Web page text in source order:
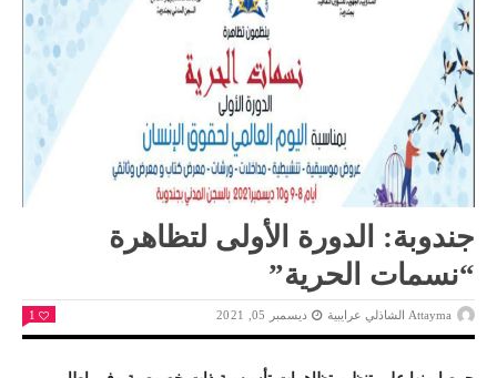
جندوبة: الدورة الأولى لتظاهرة
“نسمات الحرية”
Attayma الشاذلي عرايبية ديسمبر 05, 2021 1